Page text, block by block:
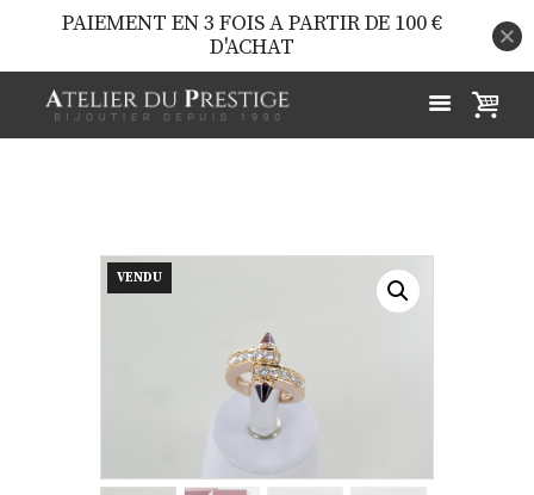
VENDU
PAIEMENT EN 3 FOIS A PARTIR DE 100 €
D'ACHAT